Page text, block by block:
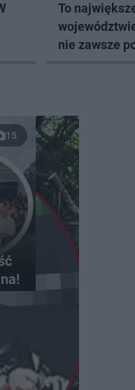
To
nie zawsze
15